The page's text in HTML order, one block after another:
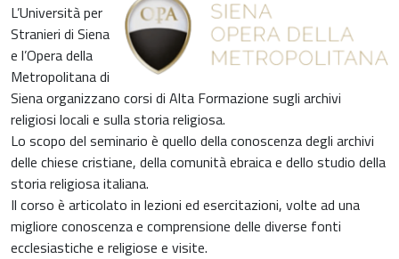
L’Università per
Stranieri di Siena
e l’Opera della
Metropolitana di
Siena organizzano corsi di Alta Formazione sugli archivi
religiosi locali e sulla storia religiosa.
Lo scopo del seminario è quello della conoscenza degli archivi
delle chiese cristiane, della comunità ebraica e dello studio della
storia religiosa italiana.
Il corso è articolato in lezioni ed esercitazioni, volte ad una
migliore conoscenza e comprensione delle diverse fonti
ecclesiastiche e religiose e visite.